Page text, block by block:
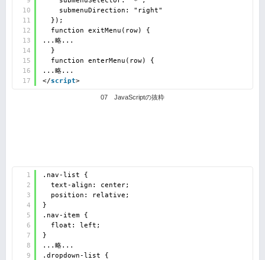
10
11
12
13
14
15
16
17
submenuDirection: "right"
});
function exitMenu(row) {
...略...
}
function enterMenu(row) {
...略...
</script>
07 JavaScriptの抜粋
1
2
3
4
5
6
7
8
9
.nav-list {
text-align: center;
position: relative;
}
.nav-item {
float: left;
}
...略...
.dropdown-list {